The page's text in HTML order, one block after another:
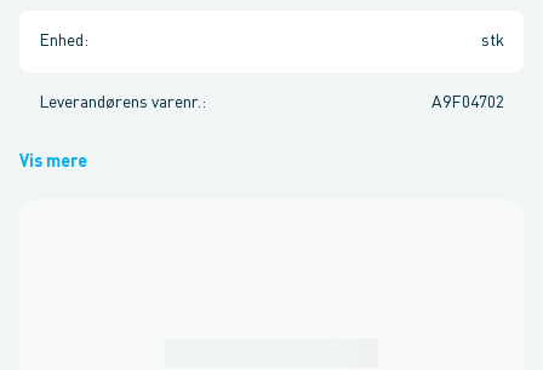
Enhed : stk
Leverandørens varenr. : A9F04702
Vis mere